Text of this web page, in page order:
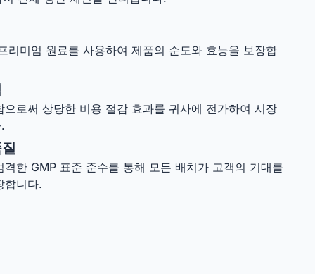
리미엄 원료를 사용하여 제품의 순도와 효능을 보장합
으로써 상당한 비용 절감 효과를 귀사에 전가하여 시장
격한 GMP 표준 준수를 통해 모든 배치가 고객의 기대를
합니다.